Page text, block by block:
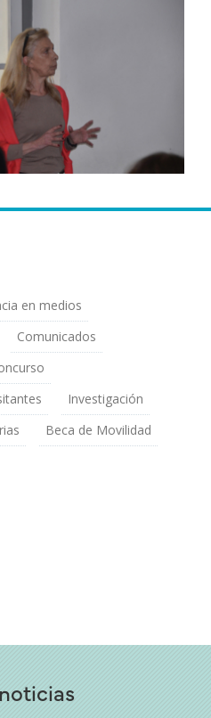
en medios
Comunicados
Investigación
Beca de Movilidad